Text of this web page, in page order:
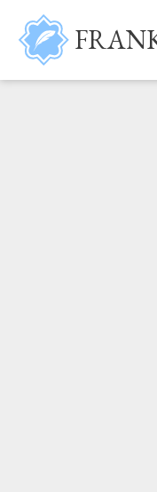
Aller au contenu